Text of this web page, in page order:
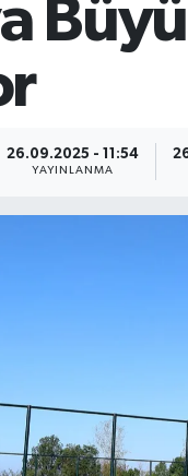
26.09.2025 - 11:54
YAYINLANMA